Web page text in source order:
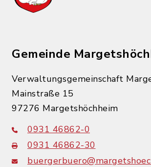
Gemeinde
Verwaltungsgemeinschaft
Mainstraße 15
97276 Margetshöchheim
0931 46862-0
0931 46862-30